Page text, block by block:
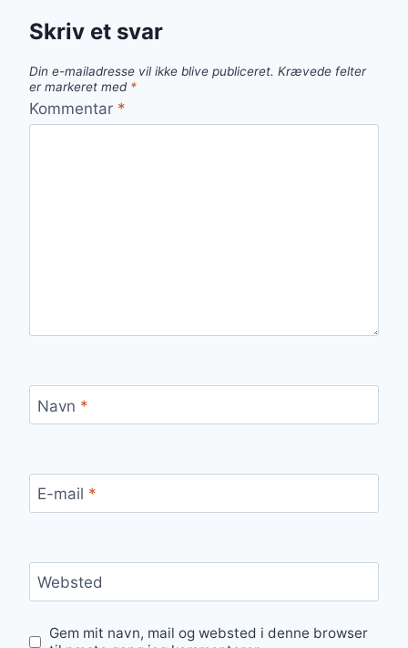
Skriv et svar
Din e-mailadresse vil ikke blive publiceret. Krævede felter
er markeret med *
Kommentar *
Navn *
E-mail *
Websted
Gem mit navn, mail og websted i denne browser